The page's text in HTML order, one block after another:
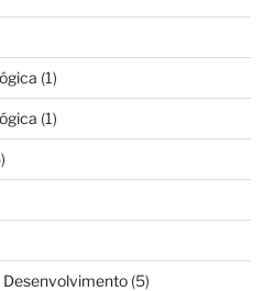
(1)
(1)
(5)